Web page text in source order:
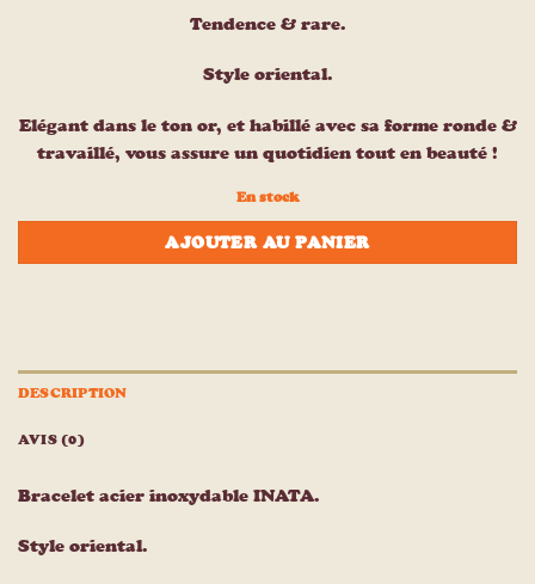
Tendence & rare.
Style oriental.
Elégant dans le ton or, et habillé avec sa forme ronde &
travaillé, vous assure un quotidien tout en beauté !
En stock
AJOUTER AU PANIER
DESCRIPTION
AVIS (0)
Bracelet acier inoxydable INATA.
Style oriental.